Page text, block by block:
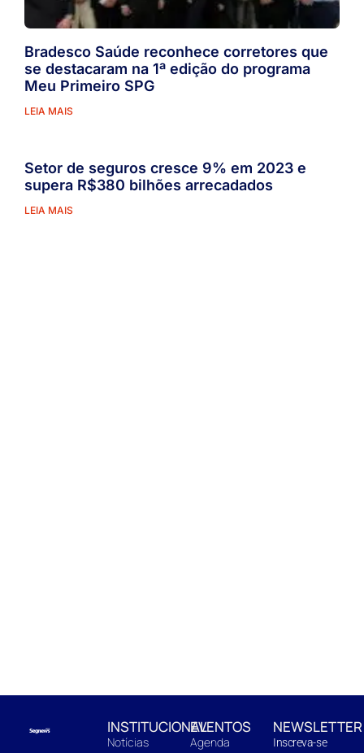
Bradesco Saúde reconhece corretores que
se destacaram na 1ª edição do programa
Meu Primeiro SPG
LEIA MAIS
Setor de seguros cresce 9% em 2023 e
supera R$380 bilhões arrecadados
LEIA MAIS
INSTITUCIONAL
Notícias
EVENTOS
Agenda
NEWSLETTER
Inscreva-se